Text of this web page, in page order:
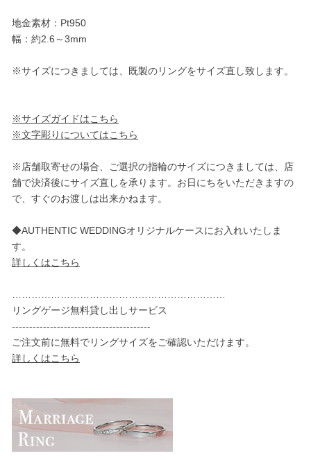
地金素材：Pt950
幅：約2.6～3mm
※サイズにつきましては、既製のリングをサイズ直し致します。
※サイズガイドはこちら
※文字彫りについてはこちら
※店舗取寄せの場合、ご選択の指輪のサイズにつきましては、店
舗で決済後にサイズ直しを承ります。お日にちをいただきますの
で、すぐのお渡しは出来かねます。
◆AUTHENTIC WEDDINGオリジナルケースにお入れいたしま
す。
詳しくはこちら
リングゲージ無料貸し出しサービス
----------------------------------------
ご注文前に無料でリングサイズをご確認いただけます。
詳しくはこちら